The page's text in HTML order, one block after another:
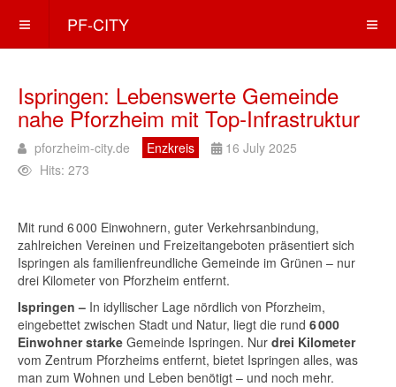
PF-CITY
Ispringen: Lebenswerte Gemeinde
nahe Pforzheim mit Top‑Infrastruktur
pforzheim-city.de Enzkreis
16 July 2025
Hits: 273
Mit rund 6 000 Einwohnern, guter Verkehrsanbindung,
zahlreichen Vereinen und Freizeitangeboten präsentiert sich
Ispringen als familienfreundliche Gemeinde im Grünen – nur
drei Kilometer von Pforzheim entfernt.
Ispringen – In idyllischer Lage nördlich von Pforzheim,
eingebettet zwischen Stadt und Natur, liegt die rund 6 000
Einwohner starke Gemeinde Ispringen. Nur drei Kilometer
vom Zentrum Pforzheims entfernt, bietet Ispringen alles, was
man zum Wohnen und Leben benötigt – und noch mehr.